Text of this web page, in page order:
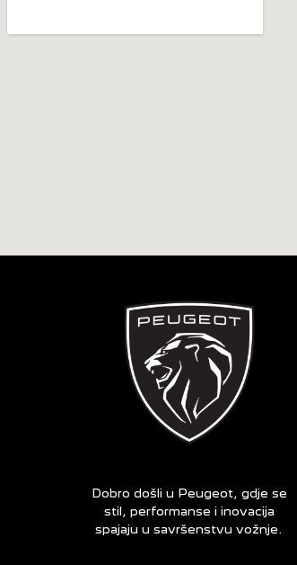
Dobro došli u Peugeot, gdje se
stil, performanse i inovacija
spajaju u savršenstvu vožnje.